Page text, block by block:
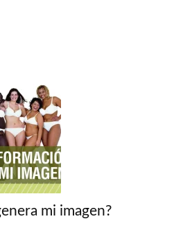
mi imagen?